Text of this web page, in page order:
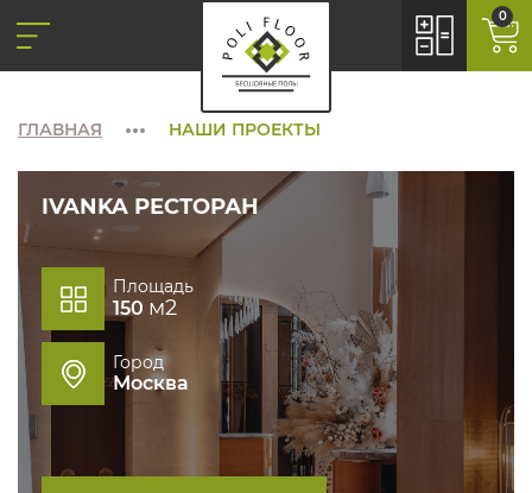
0
ГЛАВНАЯ НАШИ ПРОЕКТЫ
IVANKA РЕСТОРАН
Площадь
150 м2
Город
Москва